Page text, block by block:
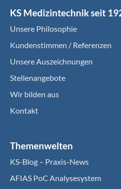
KS Medizintechnik seit
Unsere Philosophie
Kundenstimmen / Referenzen
Unsere Auszeichnungen
Stellenangebote
Wir bilden aus
Kontakt
Themenwelten
KS-Blog – Praxis-News
AFIAS PoC Analysesystem